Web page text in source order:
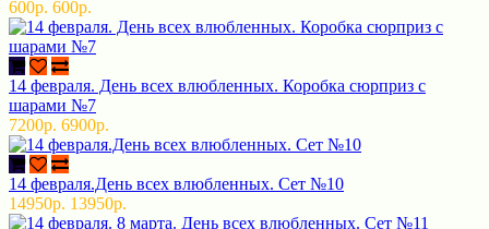
600р. 600р.
14 февраля. День всех влюбленных. Коробка сюрприз с
шарами №7
7200р. 6900р.
14 февраля.День всех влюбленных. Сет №10
14950р. 13950р.